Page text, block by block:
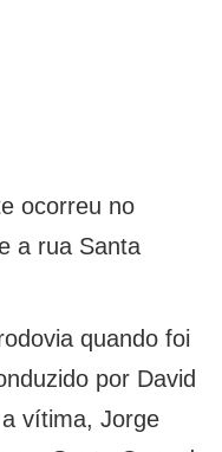
ocorreu no
a rua Santa
quando foi
por David
vítima, Jorge